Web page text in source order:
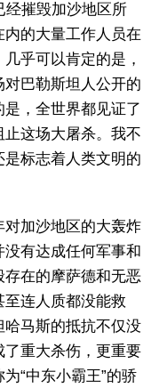
经摧毁加沙地区所
的大量工作人员在
乎可以肯定的是，
巴勒斯坦人公开的
，全世界都见证了
这场大屠杀。我不
标志着人类文明的
加沙地区的大轰炸
有达成任何军事和
在的摩萨德和无恶
连人质都没能救
马斯的抵抗不仅没
重大杀伤，更重要
“中东小霸王”的骄